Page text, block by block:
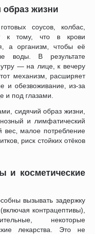
образ жизни
соусов, колбас,
к тому, что в крови
а организм, чтобы её
воды. В результате
утру — на лице, к вечеру
механизм, расширяет
и обезвоживание, из-за
и под глазами.
сидячий образ жизни,
и лимфатический
вес, малое потребление
риск стойких отёков
и косметические
вызывать задержку
контрацептивы),
некоторые
лекарства. Это не